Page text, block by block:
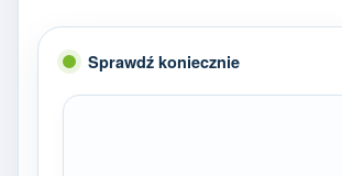
Sprawdź koniecznie